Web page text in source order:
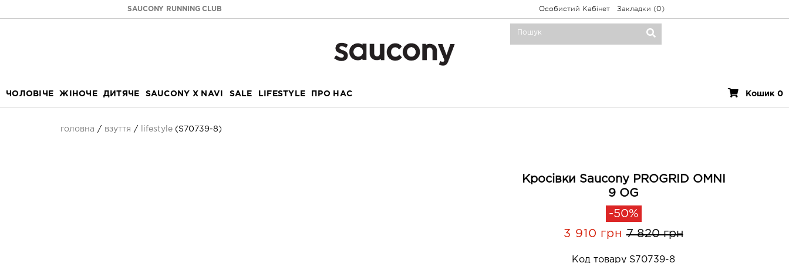
SAUCONY RUNNING CLUB Особистий Кабінет Закладки (0)
ЧОЛОВІЧЕ ЖІНОЧЕ ДИТЯЧЕ SAUCONY X NAVI SALE LIFESTYLE ПРО НАС Кошик 0
головна взуття lifestyle (S70739-8)
Кросівки Saucony PROGRID OMNI
9 OG
-50%
3 910 грн 7 820 грн
Код товару S70739-8